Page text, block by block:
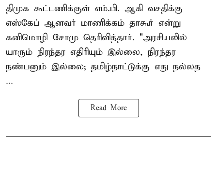
திமுக கூட்டணிக்குள் எம்.பி. ஆகி வசதிக்கு
எஸ்கேப் ஆனவர் மாணிக்கம் தாகூர் என்று
கனிமொழி சோமு தெரிவித்தார். "அரசியலில்
யாரும் நிரந்தர எதிரியும் இல்லை, நிரந்தர
நண்பனும் இல்லை; தமிழ்நாட்டுக்கு எது நல்லத
...
Read More